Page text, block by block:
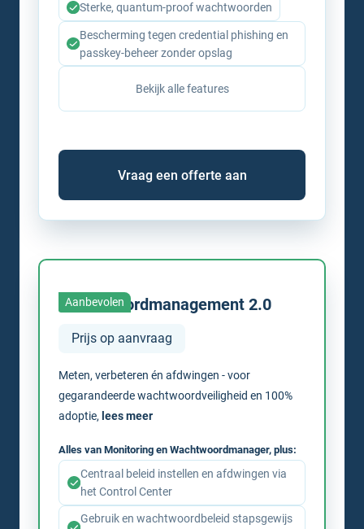
Sterke, quantum-proof wachtwoorden
Bescherming tegen credential phishing en
passkey-beheer zonder opslag
Bekijk alle features
Vraag een offerte aan
Aanbevolen
Wachtwoordmanagement 2.0
Prijs op aanvraag
Meten, verbeteren én afdwingen - voor
gegarandeerde wachtwoordveiligheid en 100%
adoptie, lees meer
Alles van Monitoring en Wachtwoordmanager, plus:
Centraal beleid instellen en afdwingen via
het Control Center
Gebruik en wachtwoordbeleid stapsgewijs